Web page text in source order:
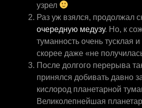
узрел
Раз уж взялся, продолжал
очередную медузу. Но, к
туманность очень тусклая
скорее даже «не
После долгого перерыва
принялся добивать давно
кислород планетарной
Великолепнейшая